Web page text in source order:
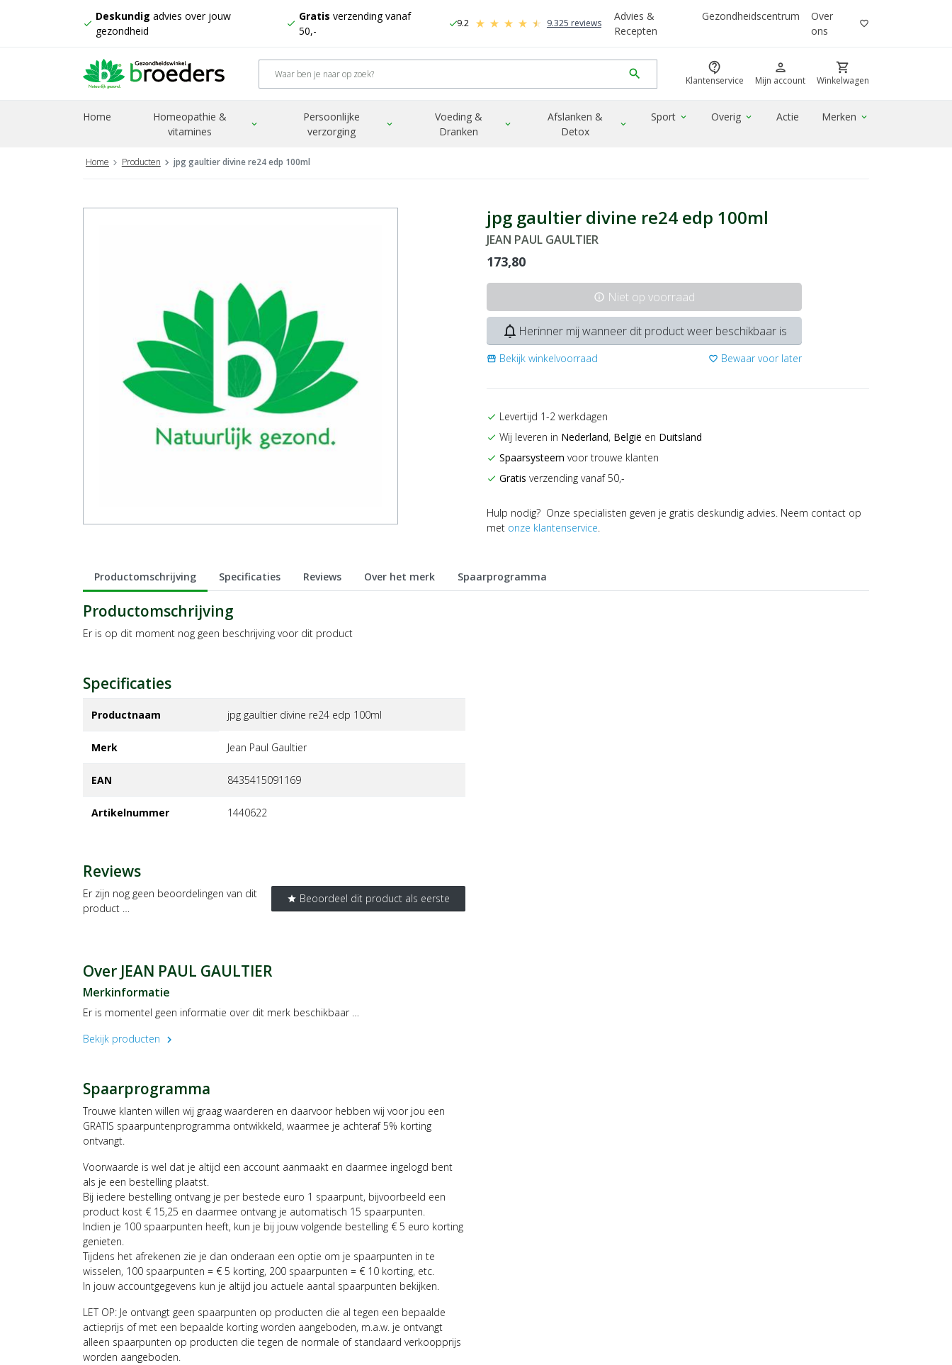
check
Deskundig advies over jouw
gezondheid
check
Gratis verzending vanaf
50,-
check9.2 9.325 reviews
Advies &
Recepten
Gezondheidscentrum
Over
ons
favorite_border
search contact_support
Klantenservice
person
Mijn account
shopping_cart
Winkelwagen
Home
Homeopathie &
vitamines
expand_more
Persoonlijke
verzorging
expand_more
Voeding &
Dranken
expand_more
Afslanken &
Detox
expand_more
Sport expand_more Overig expand_more Actie Merken expand_more
Home Producten jpg gaultier divine re24 edp 100ml
jpg gaultier divine re24 edp 100ml
JEAN PAUL GAULTIER
173,80
info Niet op voorraad
notifications_none Herinner mij wanneer dit product weer beschikbaar is
storefront Bekijk winkelvoorraad favorite_border Bewaar voor later
check Levertijd 1-2 werkdagen
check Wij leveren in Nederland, België en Duitsland
check Spaarsysteem voor trouwe klanten
check Gratis verzending vanaf 50,-
Hulp nodig? Onze specialisten geven je gratis deskundig advies. Neem contact op
met onze klantenservice.
Productomschrijving Specificaties Reviews Over het merk Spaarprogramma
Productomschrijving
Er is op dit moment nog geen beschrijving voor dit product
Specificaties
Productnaam jpg gaultier divine re24 edp 100ml
Merk jean paul gaultier
EAN 8435415091169
Artikelnummer 1440622
Reviews
star Beoordeel dit product als eerste
Er zijn nog geen beoordelingen van dit
product …
Over JEAN PAUL GAULTIER
Merkinformatie
Er is momentel geen informatie over dit merk beschikbaar …
Bekijk producten
chevron_right
Spaarprogramma
Trouwe klanten willen wij graag waarderen en daarvoor hebben wij voor jou een
GRATIS spaarpuntenprogramma ontwikkeld, waarmee je achteraf 5% korting
ontvangt.
Voorwaarde is wel dat je altijd een account aanmaakt en daarmee ingelogd bent
als je een bestelling plaatst.
Bij iedere bestelling ontvang je per bestede euro 1 spaarpunt, bijvoorbeeld een
product kost € 15,25 en daarmee ontvang je automatisch 15 spaarpunten.
Indien je 100 spaarpunten heeft, kun je bij jouw volgende bestelling € 5 euro korting
genieten.
Tijdens het afrekenen zie je dan onderaan een optie om je spaarpunten in te
wisselen, 100 spaarpunten = € 5 korting, 200 spaarpunten = € 10 korting, etc.
In jouw accountgegevens kun je altijd jou actuele aantal spaarpunten bekijken.
LET OP: Je ontvangt geen spaarpunten op producten die al tegen een bepaalde
actieprijs of met een bepaalde korting worden aangeboden, m.a.w. je ontvangt
alleen spaarpunten op producten die tegen de normale of standaard verkoopprijs
worden aangeboden.